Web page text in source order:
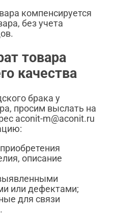
компенсируется
без учета
товара
качества
брака у
просим выслать на
aconit-m@aconit.ru
описание
или дефектами;
для связи